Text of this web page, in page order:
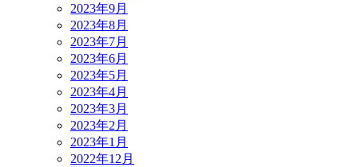
2023年9月
2023年8月
2023年7月
2023年6月
2023年5月
2023年4月
2023年3月
2023年2月
2023年1月
2022年12月